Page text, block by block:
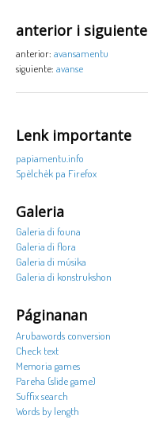
anterior i siguiente
anterior: avansamentu
siguiente: avanse
Lenk importante
papiamentu.info
Spèlchèk pa Firefox
Galeria
Galeria di founa
Galeria di flora
Galeria di músika
Galeria di konstrukshon
Páginanan
Arubawords conversion
Check text
Memoria games
Pareha (slide game)
Suffix search
Words by length